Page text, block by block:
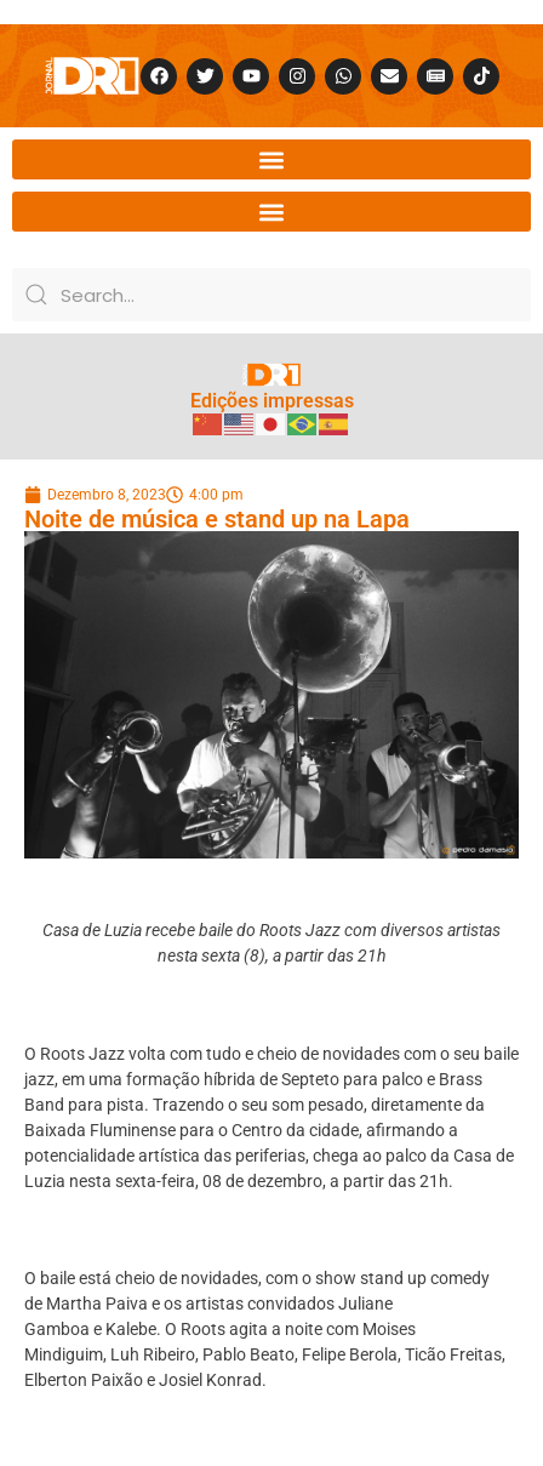
Edições impressas
Dezembro 8, 2023 4:00 pm
Noite de música e stand up na Lapa
Casa de Luzia recebe baile do Roots Jazz com diversos artistas
nesta sexta (8), a partir das 21h
O Roots Jazz volta com tudo e cheio de novidades com o seu baile
jazz, em uma formação híbrida de Septeto para palco e Brass
Band para pista. Trazendo o seu som pesado, diretamente da
Baixada Fluminense para o Centro da cidade, afirmando a
potencialidade artística das periferias, chega ao palco da Casa de
Luzia nesta sexta-feira, 08 de dezembro, a partir das 21h.
O baile está cheio de novidades, com o show stand up comedy
de Martha Paiva e os artistas convidados Juliane
Gamboa e Kalebe. O Roots agita a noite com Moises
Mindiguim, Luh Ribeiro, Pablo Beato, Felipe Berola, Ticão Freitas,
Elberton Paixão e Josiel Konrad.